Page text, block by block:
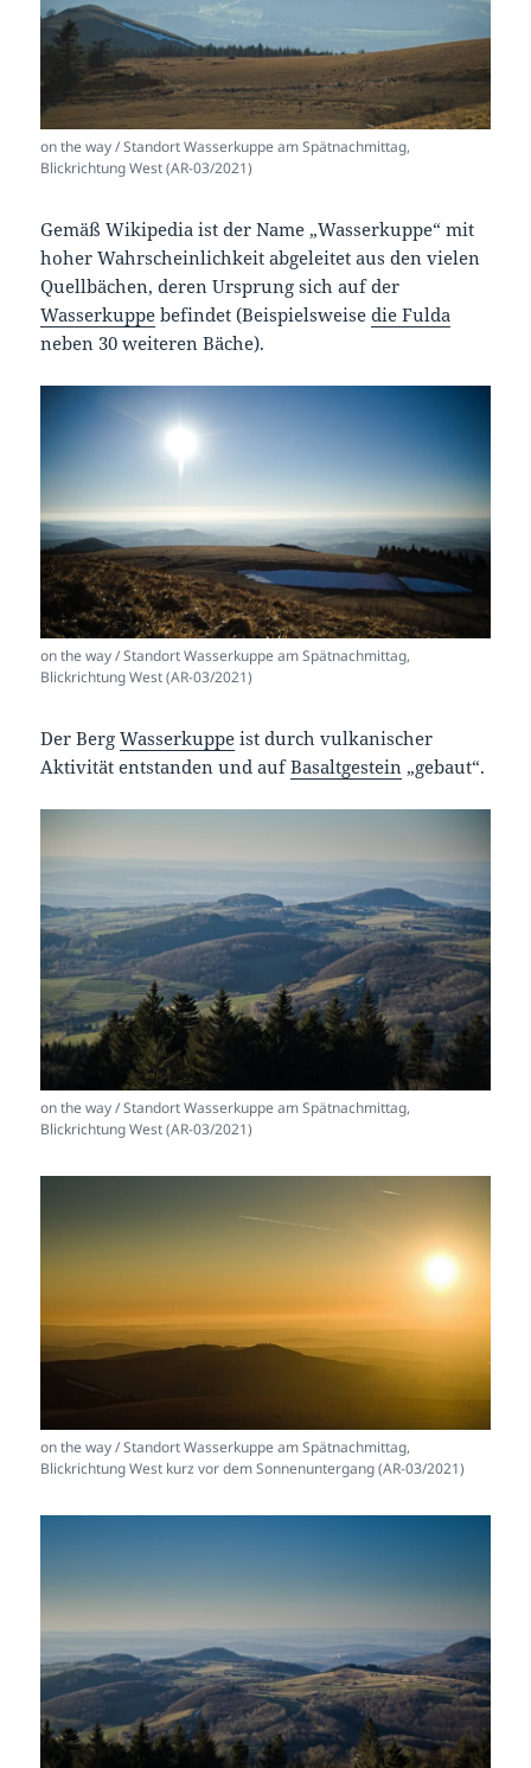
on the way / Standort Wasserkuppe am Spätnachmittag,
Blickrichtung West (AR-03/2021)
Gemäß Wikipedia ist der Name „Wasserkuppe“ mit
hoher Wahrscheinlichkeit abgeleitet aus den vielen
Quellbächen, deren Ursprung sich auf der
Wasserkuppe befindet (Beispielsweisedie Fulda
neben 30 weiteren Bäche).
on the way / Standort Wasserkuppe am Spätnachmittag,
Blickrichtung West (AR-03/2021)
Der BergWasserkuppe ist durch vulkanischer
Aktivität entstanden und aufBasaltgestein „gebaut“.
on the way / Standort Wasserkuppe am Spätnachmittag,
Blickrichtung West (AR-03/2021)
on the way / Standort Wasserkuppe am Spätnachmittag,
Blickrichtung West kurz vor dem Sonnenuntergang (AR-03/2021)